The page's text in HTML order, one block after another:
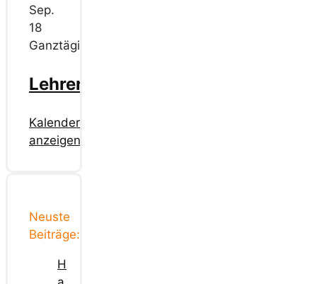
Sep.
18
Ganztägig
Lehrerschülerfliegen
Kalender
anzeigen
Neuste
Beiträge:
H